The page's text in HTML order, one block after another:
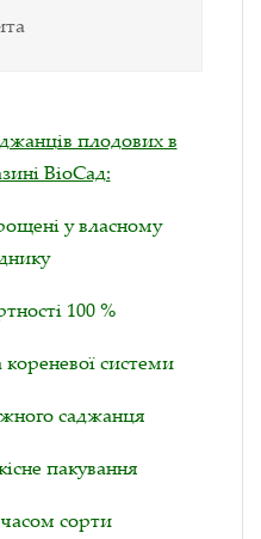
плодових в
ВіоСад:
у власному
100 %
системи
саджанця
пакування
сорти